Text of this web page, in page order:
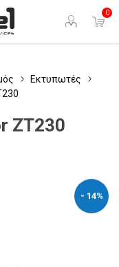
0
Εκτυπωτές
ZT230
- 14%